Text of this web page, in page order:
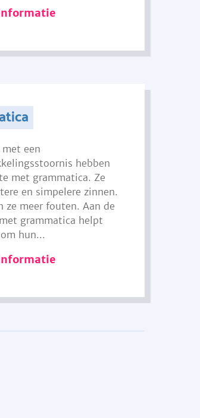
een
hebben
met grammatica. Ze
en simpelere zinnen.
ze meer fouten. Aan de
grammatica helpt
hun...